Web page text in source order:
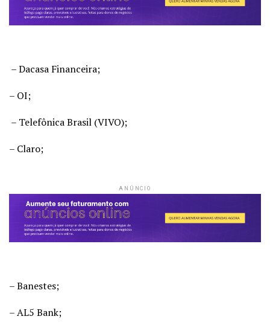
– Dacasa Financeira;
– OI;
– Telefônica Brasil (VIVO);
– Claro;
ANÚNCIO
– Banestes;
– AL5 Bank;